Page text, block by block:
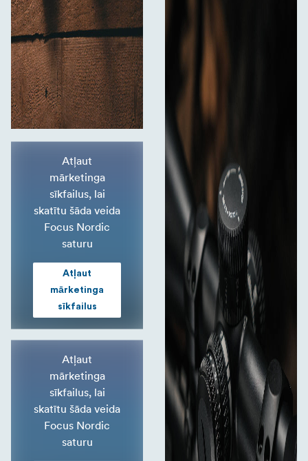
Atļaut
mārketinga
sīkfailus, lai
skatītu šāda veida
Focus Nordic
saturu
Atļaut
mārketinga
sīkfailus
Atļaut
mārketinga
sīkfailus, lai
skatītu šāda veida
Focus Nordic
saturu